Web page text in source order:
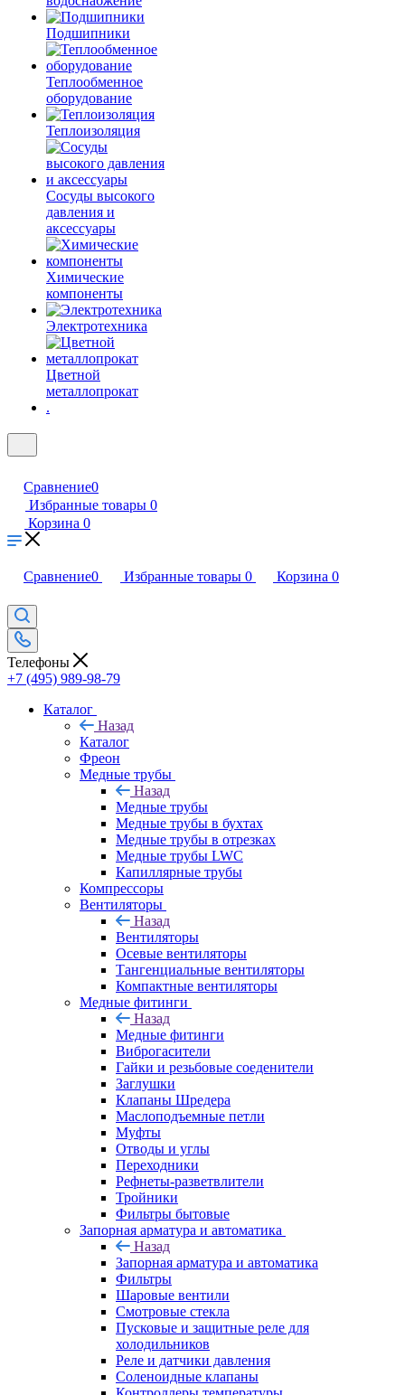
Подшипники
Теплообменное
оборудование
Теплоизоляция
Сосуды высокого
давления и
аксессуары
Химические
компоненты
Электротехника
Цветной
металлопрокат
.
Сравнение0
Избранные товары 0
Корзина 0
Сравнение0 Избранные товары 0 Корзина 0
Телефоны
+7 (495) 989-98-79
Каталог
Назад
Каталог
Фреон
Медные трубы
Назад
Медные трубы
Медные трубы в бухтах
Медные трубы в отрезках
Медные трубы LWC
Капиллярные трубы
Компрессоры
Вентиляторы
Назад
Вентиляторы
Осевые вентиляторы
Тангенциальные вентиляторы
Компактные вентиляторы
Медные фитинги
Назад
Медные фитинги
Виброгасители
Гайки и резьбовые соеденители
Заглушки
Клапаны Шредера
Маслоподъемные петли
Муфты
Отводы и углы
Переходники
Рефнеты-разветвлители
Тройники
Фильтры бытовые
Запорная арматура и автоматика
Назад
Запорная арматура и автоматика
Фильтры
Шаровые вентили
Смотровые стекла
Пусковые и защитные реле для
холодильников
Реле и датчики давления
Соленоидные клапаны